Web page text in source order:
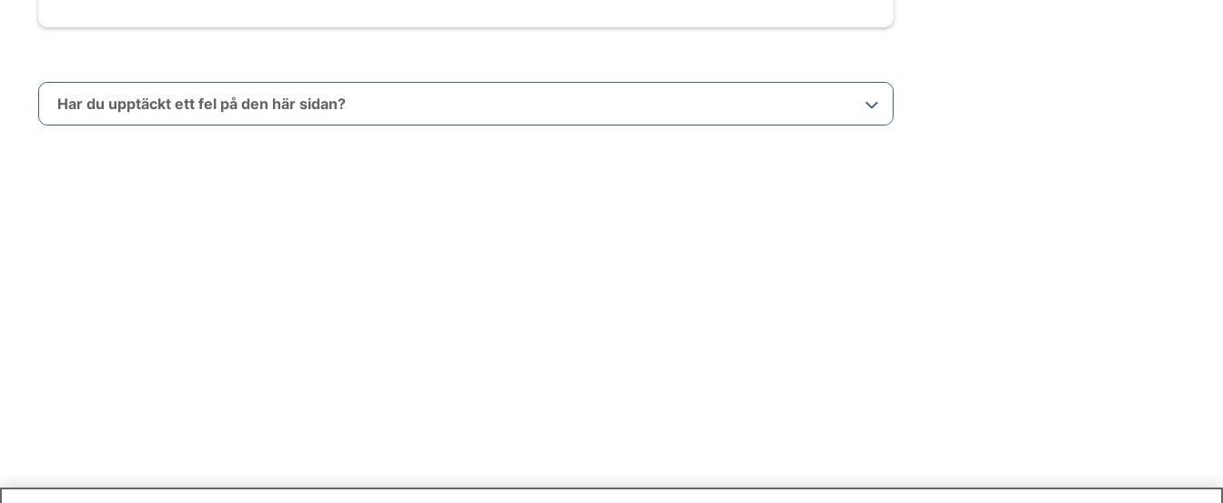
Har du upptäckt ett fel på den här sidan?